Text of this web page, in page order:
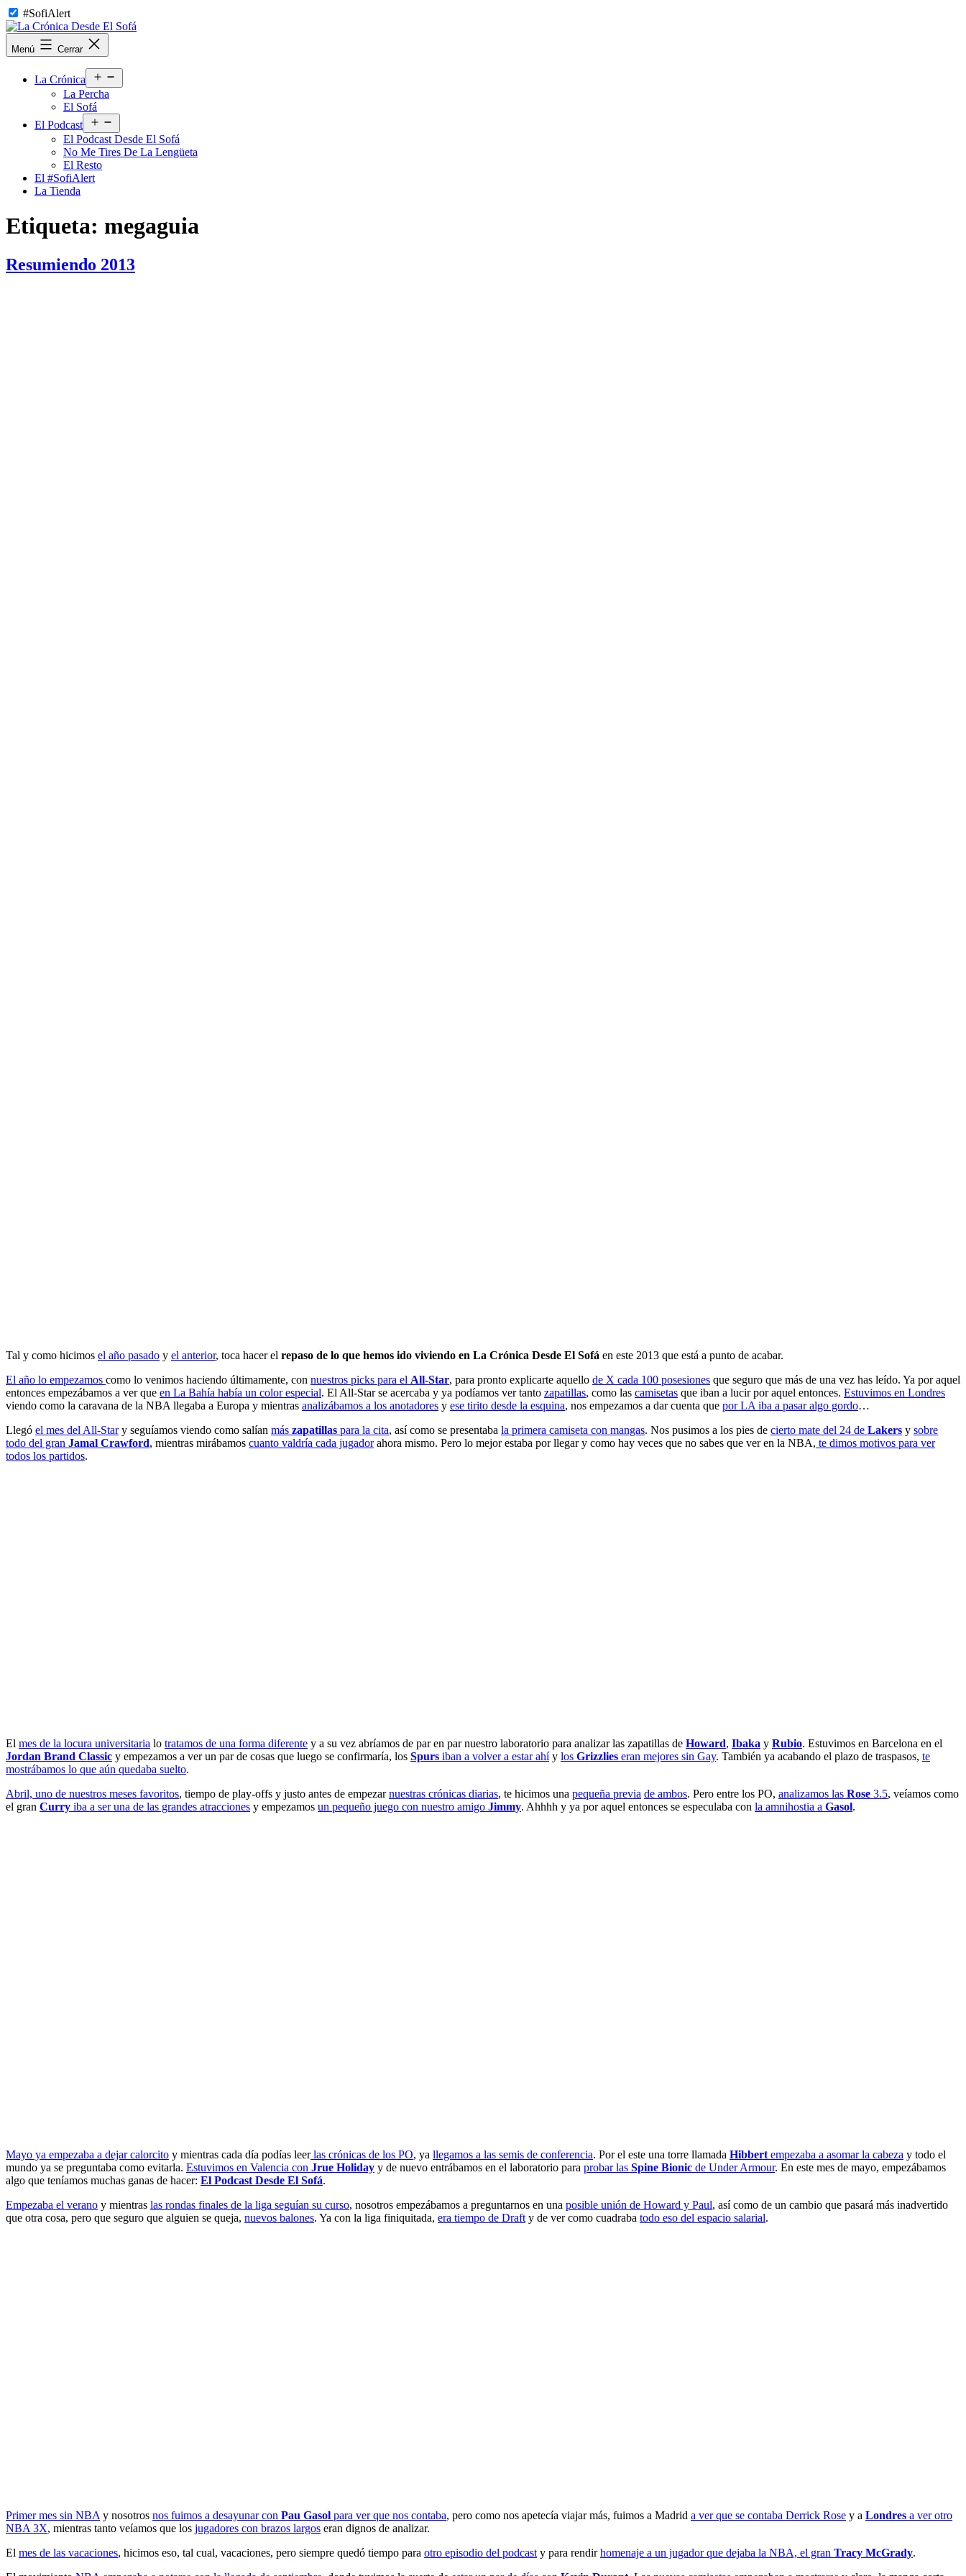
Saltar
al
contenido
#SofiAlert
La
Crónica
Menú Cerrar
La Crónica
el
La Percha
El Sofá
El Podcast
el
menú
El Podcast Desde El Sofá
No Me Tires De La Lengüeta
El Resto
El #SofiAlert
La Tienda
Etiqueta: megaguia
Resumiendo 2013
Tal y como hicimos el año pasado y el anterior, toca hacer el repaso de lo que hemos ido viviendo en La Crónica Desde El Sofá en este 2013 que está a punto de acabar.
El año lo empezamos como lo venimos haciendo últimamente, con nuestros picks para el All-Star, para pronto explicarte aquello de X cada 100 posesiones que seguro que más de una vez has leído. Ya por aquel
entonces empezábamos a ver que en La Bahía había un color especial. El All-Star se acercaba y ya podíamos ver tanto zapatillas, como las camisetas que iban a lucir por aquel entonces. Estuvimos en Londres
viendo como la caravana de la NBA llegaba a Europa y mientras analizábamos a los anotadores y ese tirito desde la esquina, nos empezamos a dar cuenta que por LA iba a pasar algo gordo…
Llegó el mes del All-Stary seguíamos viendo como salían más zapatillas para la cita, así como se presentaba la primera camiseta con mangas. Nos pusimos a los pies de cierto mate del 24 de Lakers y sobre
todo del gran Jamal Crawford, mientras mirábamos cuanto valdría cada jugadorahora mismo. Pero lo mejor estaba por llegar y como hay veces que no sabes que ver en la NBA, te dimos motivos para ver
todos los partidos.
El mes de la locura universitaria lo tratamos de una forma diferente y a su vez abríamos de par en par nuestro laboratorio para analizar las zapatillas de Howard, Ibaka y Rubio. Estuvimos en Barcelona en el
Jordan Brand Classic y empezamos a ver un par de cosas que luego se confirmaría, los Spurs iban a volver a estar ahíy los Grizzlies eran mejores sin Gay. También ya acabando el plazo de traspasos, te
mostrábamos lo que aún quedaba suelto.
Abril, uno de nuestros meses favoritos, tiempo de play-offs y justo antes de empezarnuestras crónicas diarias, te hicimos una pequeña previa de ambos. Pero entre los PO, analizamos las Rose 3.5, veíamos como
el gran Curry iba a ser una de las grandes atracciones y empezamos un pequeño juego con nuestro amigo Jimmy. Ahhhh y ya por aquel entonces se especulaba con la amnihostia a Gasol.
Mayo ya empezaba a dejar calorcito y mientras cada día podías leerlas crónicas de los PO, ya llegamos a las semis de conferencia. Por el este una torre llamada Hibbert empezaba a asomar la cabeza y todo el
mundo ya se preguntaba como evitarla. Estuvimos en Valencia con Jrue Holiday y de nuevo entrábamos en el laboratorio para probar las Spine Bionic de Under Armour. En este mes de mayo, empezábamos
algo que teníamos muchas ganas de hacer: El Podcast Desde El Sofá.
Empezaba el verano y mientras las rondas finales de la liga seguían su curso, nosotros empezábamos a preguntarnos en una posible unión de Howard y Paul, así como de un cambio que pasará más inadvertido
que otra cosa, pero que seguro que alguien se queja, nuevos balones. Ya con la liga finiquitada, era tiempo de Draft y de ver como cuadraba todo eso del espacio salarial.
Primer mes sin NBA y nosotros nos fuimos a desayunar con Pau Gasol para ver que nos contaba, pero como nos apetecía viajar más, fuimos a Madrid a ver que se contaba Derrick Rose y a Londres a ver otro
NBA 3X, mientras tanto veíamos que los jugadores con brazos largos eran dignos de analizar.
El mes de las vacaciones, hicimos eso, tal cual, vacaciones, pero siempre quedó tiempo para otro episodio del podcast y para rendirhomenaje a un jugador que dejaba la NBA, el gran Tracy McGrady.